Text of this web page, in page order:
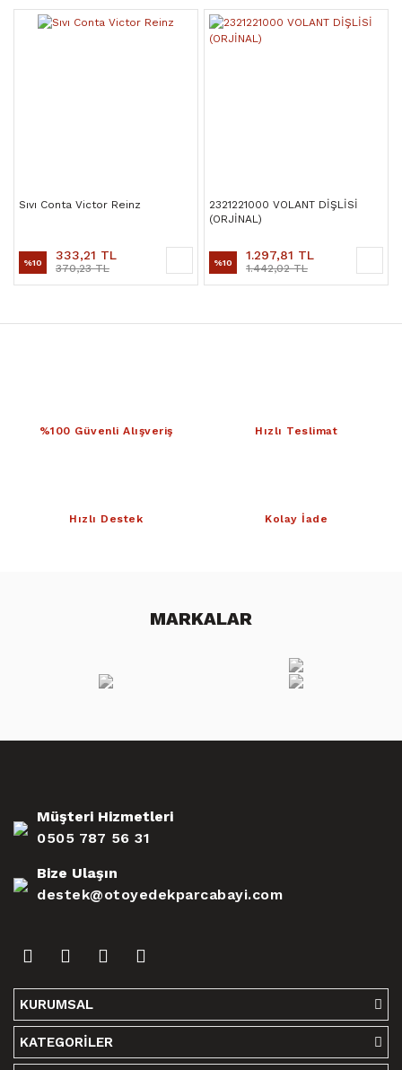
Sıvı Conta Victor Reinz
%10 333,21 TL
370,23 TL
2321221000 VOLANT DİŞLİSİ
(ORJİNAL)
%10 1.297,81 TL
1.442,02 TL
%100 Güvenli Alışveriş Hızlı Teslimat
Hızlı Destek Kolay İade
MARKALAR
Müşteri Hizmetleri
0505 787 56 31
Bize Ulaşın
destek@otoyedekparcabayi.com
KURUMSAL
KATEGORİLER